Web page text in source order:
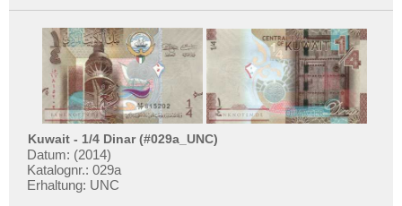
Kuwait - 1/4 Dinar (#029a_UNC)
Datum: (2014)
Katalognr.: 029a
Erhaltung: UNC